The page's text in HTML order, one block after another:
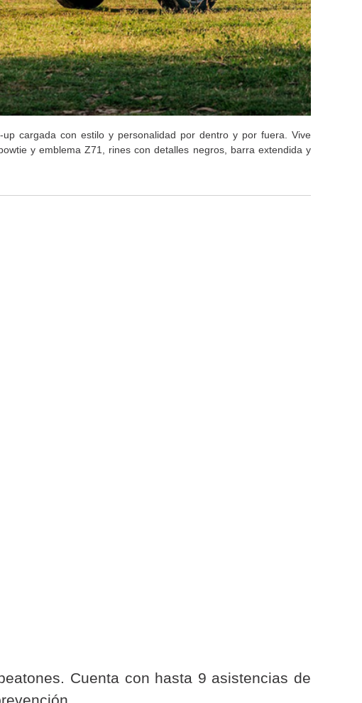
cargada con estilo y personalidad por dentro y por fuera. Vive
y emblema Z71, rines con detalles negros, barra extendida y
Cuenta con hasta 9 asistencias de